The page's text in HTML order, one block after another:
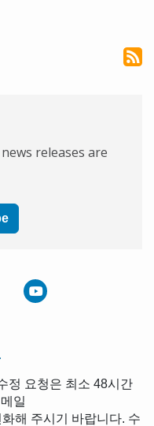
releases are
정 요청은 최소 48시간
일
화해 주시기 바랍니다. 수